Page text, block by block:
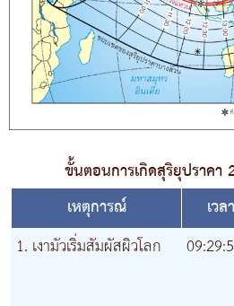
ขั้นตอนการเกิดสุริยุปราคา
เหตุการณ์
เวลา
1. เงามัวเริ่มสัมผัสผิวโลก